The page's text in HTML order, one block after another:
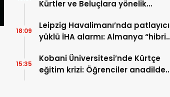
Kürtler ve Beluçlara yönelik
Leipzig Havalimanı’nda patlayıcı
yüklü İHA alarmı: Almanya “hibrit
18:09
Kobani Üniversitesi’nde Kürtçe
eğitim krizi: Öğrenciler anadilde
15:35